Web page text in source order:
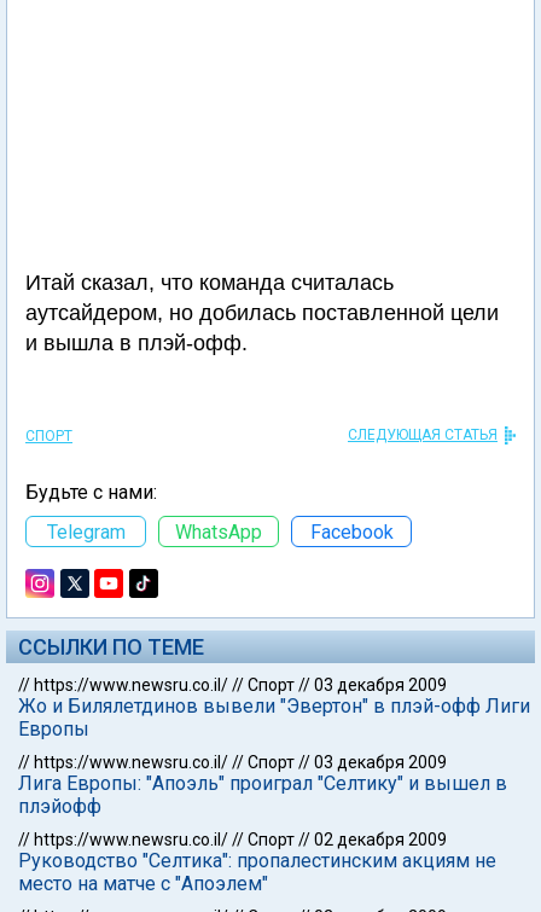
Итай сказал, что команда считалась
аутсайдером, но добилась поставленной цели
и вышла в плэй-офф.
СПОРТ СЛЕДУЮЩАЯ СТАТЬЯ
Будьте с нами:
Telegram
WhatsApp Facebook
ССЫЛКИ ПО ТЕМЕ
// https://www.newsru.co.il///Спорт//03 декабря 2009
Жо и Билялетдинов вывели "Эвертон" в плэй-офф Лиги
Европы
// https://www.newsru.co.il///Спорт//03 декабря 2009
Лига Европы: "Апоэль" проиграл "Селтику" и вышел в
плэйофф
// https://www.newsru.co.il///Спорт//02 декабря 2009
Руководство "Селтика": пропалестинским акциям не
место на матче с "Апоэлем"